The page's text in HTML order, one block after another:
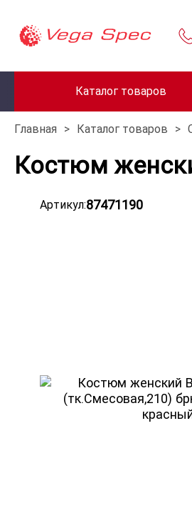
Каталог товаров
Главная > Каталог товаров >
Костюм
Артикул:87471190